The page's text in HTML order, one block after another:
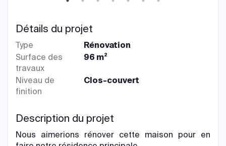
Détails du projet
Type
Rénovation
Surface des
travaux
96 m²
Niveau de
finition
Clos-couvert
Description du projet
Nous aimerions rénover cette maison pour en